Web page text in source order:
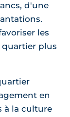
d'une
les
quartier plus
en
à la culture